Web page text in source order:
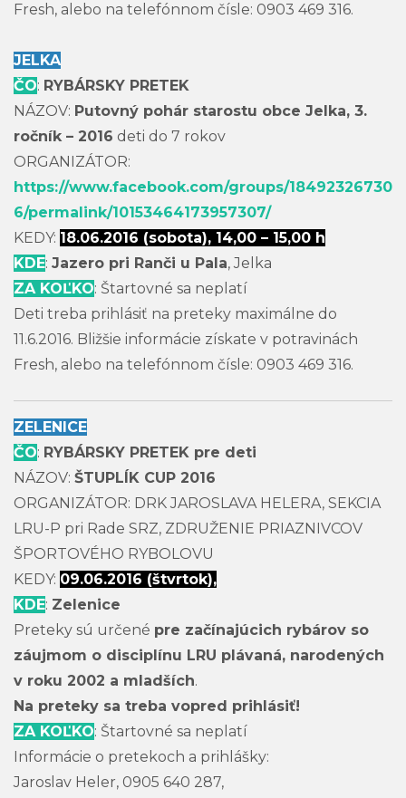
Fresh, alebo na telefónnom čísle: 0903 469 316.
JELKA
ČO: RYBÁRSKY PRETEK
NÁZOV: Putovný pohár starostu obce Jelka, 3.
ročník – 2016 deti do 7 rokov
ORGANIZÁTOR:
https://www.facebook.com/groups/18492326730
6/permalink/10153464173957307/
KEDY: 18.06.2016 (sobota), 14,00 – 15,00 h
KDE: Jazero pri Ranči u Pala, Jelka
ZA KOĽKO: Štartovné sa neplatí
Deti treba prihlásiť na preteky maximálne do
11.6.2016. Bližšie informácie získate v potravinách
Fresh, alebo na telefónnom čísle: 0903 469 316.
ZELENICE
ČO: RYBÁRSKY PRETEK pre deti
NÁZOV: ŠTUPLÍK CUP 2016
ORGANIZÁTOR: DRK JAROSLAVA HELERA, SEKCIA
LRU-P pri Rade SRZ, ZDRUŽENIE PRIAZNIVCOV
ŠPORTOVÉHO RYBOLOVU
KEDY: 09.06.2016 (štvrtok),
KDE: Zelenice
Preteky sú určené pre začínajúcich rybárov so
záujmom o disciplínu LRU plávaná, narodených
v roku 2002 a mladších.
Na preteky sa treba vopred prihlásiť!
ZA KOĽKO: Štartovné sa neplatí
Informácie o pretekoch a prihlášky:
Jaroslav Heler, 0905 640 287,